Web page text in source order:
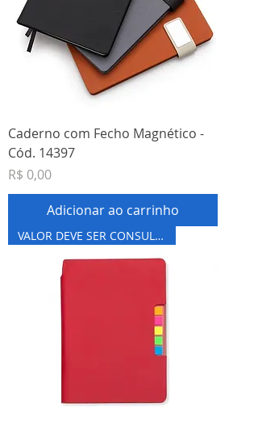
Caderno com Fecho Magnético -
Cód. 14397
Preço
R$ 0,00
Adicionar ao carrinho
VALOR DEVE SER CONSULTADO